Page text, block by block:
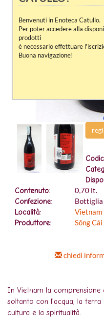
Contenuto:
0,70 lt.
Confezione:
Bottiglia
Località:
Vietnam
Produttore:
Sông
chiedi
In Vietnam la
soltanto con l’acqua, la
cultura e la spiritualità.
Benvenuti in Enoteca Catullo.
Per poter accedere alla
prodotti
è necessario effettuare
Buona navigazione!